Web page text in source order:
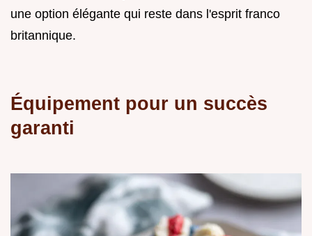
une option élégante qui reste dans l'esprit franco
britannique.
Équipement pour un succès
garanti